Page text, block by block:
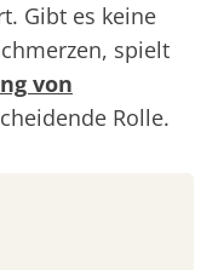
Gibt es keine
spielt
von
Rolle.